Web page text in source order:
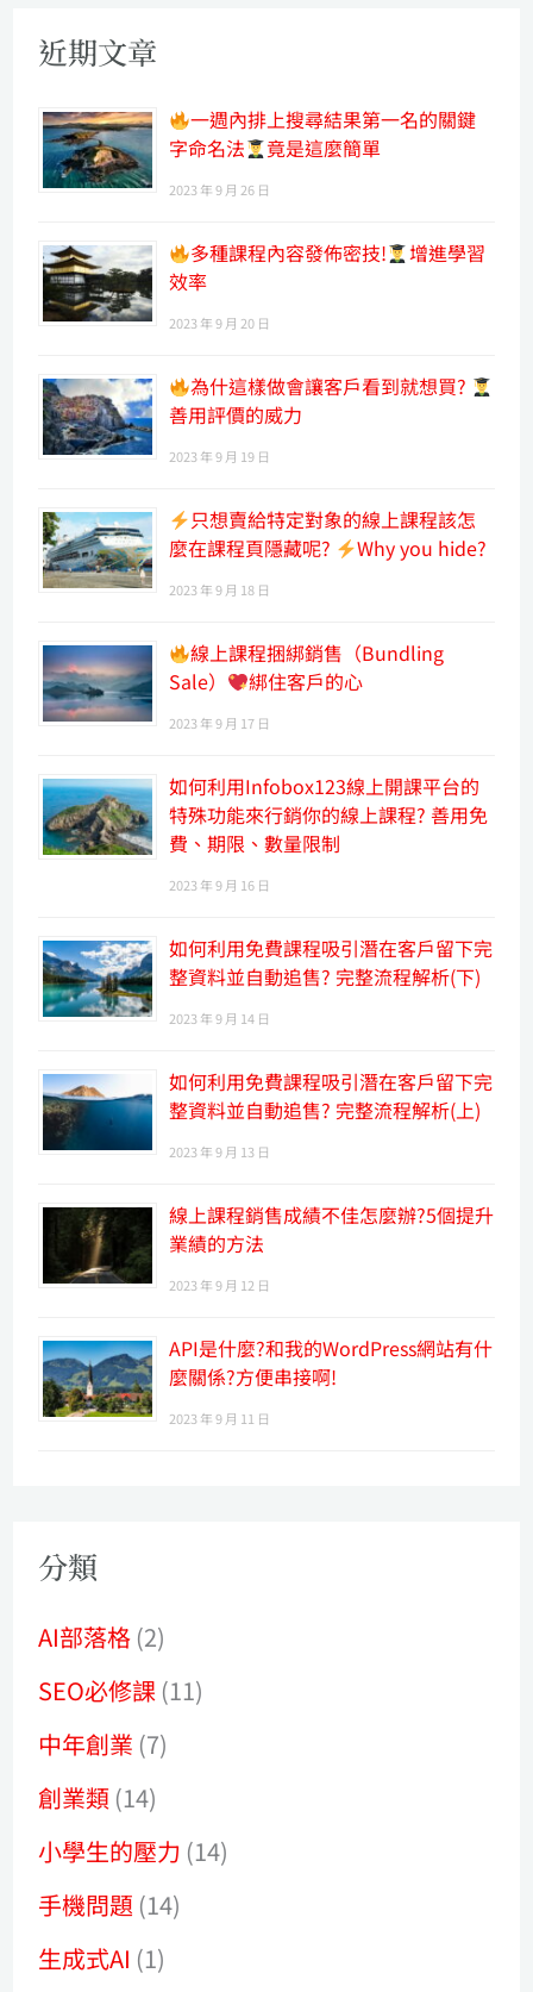
近期文章
一週內排上搜尋結果第一名的關鍵
字命名法
竟是這麼簡單
2023 年 9 月 26 日
多種課程內容發佈密技!
增進學習
效率
2023 年 9 月 20 日
為什這樣做會讓客戶看到就想買?
善用評價的威力
2023 年 9 月 19 日
只想賣給特定對象的線上課程該怎
麼在課程頁隱藏呢?
Why you hide?
2023 年 9 月 18 日
線上課程捆綁銷售（Bundling
Sale）
綁住客戶的心
2023 年 9 月 17 日
如何利用Infobox123線上開課平台的
特殊功能來行銷你的線上課程? 善用免
費、期限、數量限制
2023 年 9 月 16 日
如何利用免費課程吸引潛在客戶留下完
整資料並自動追售? 完整流程解析(下)
2023 年 9 月 14 日
如何利用免費課程吸引潛在客戶留下完
整資料並自動追售? 完整流程解析(上)
2023 年 9 月 13 日
線上課程銷售成績不佳怎麼辦?5個提升
業績的方法
2023 年 9 月 12 日
API是什麼?和我的WordPress網站有什
麼關係?方便串接啊!
2023 年 9 月 11 日
分類
AI部落格 (2)
SEO必修課 (11)
中年創業 (7)
創業類 (14)
小學生的壓力 (14)
手機問題 (14)
生成式AI (1)